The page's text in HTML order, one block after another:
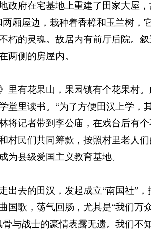
府在宅基地上重建了田家大屋，
两厢屋边，栽种着香樟和玉兰树，
朽的灵魂。故居内有前厅后院。
在两侧的房屋内。
有花果山，果园镇有个花果村。
堂里读书。“为了方便田汉上学，
将记者带到李公庙，在戏台后有
村民们共同筹款，按照村里老人
为县级爱国主义教育基地。
去的田汉，发起成立“南国社”，
国歌，荡气回肠，尤其是“我们万
骨与战士的豪情表露无遗。我们不